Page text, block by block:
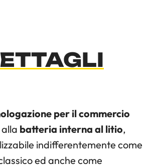
per il commercio
batteria interna al litio,
indifferentemente come
ed anche come